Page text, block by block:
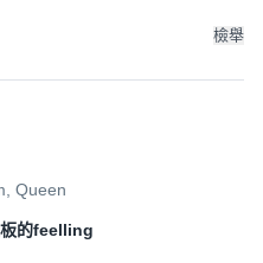
檢舉
Queen
板的feelling